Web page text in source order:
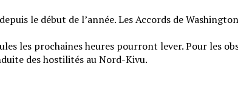
le début de l’année. Les Accords de
les prochaines heures pourront lever. Pour les
des hostilités au Nord-Kivu.